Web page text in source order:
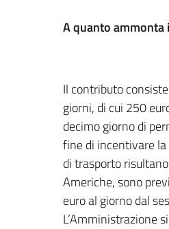
A quanto
Il contributo
giorni, di cui 250
decimo giorno di
fine di incentivare
di trasporto risultano
Americhe, sono
euro al giorno dal
L’Amministrazione